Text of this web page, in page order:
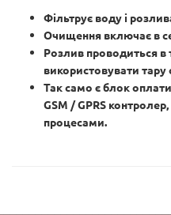
Фільтрує воду і
Очищення включає в
Розлив проводиться в
використовувати тару
Так само є блок
GSM / GPRS
процесами.